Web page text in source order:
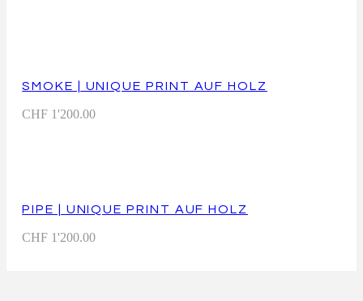
SMOKE | UNIQUE PRINT AUF HOLZ
CHF 1'200.00
PIPE | UNIQUE PRINT AUF HOLZ
CHF 1'200.00